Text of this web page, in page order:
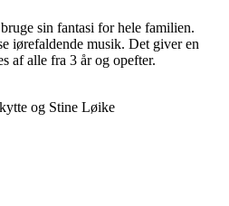
sin fantasi for hele familien.
iørefaldende musik. Det giver en
af alle fra 3 år og opefter.
og Stine Løike